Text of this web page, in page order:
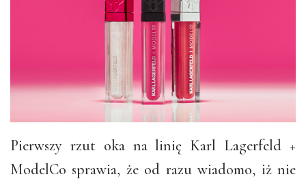
Pierwszy rzut oka na linię Karl Lagerfeld +
ModelCo sprawia, że od razu wiadomo, iż nie